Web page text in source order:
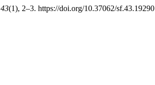
43(1), 2–3. https://doi.org/10.37062/sf.43.19290